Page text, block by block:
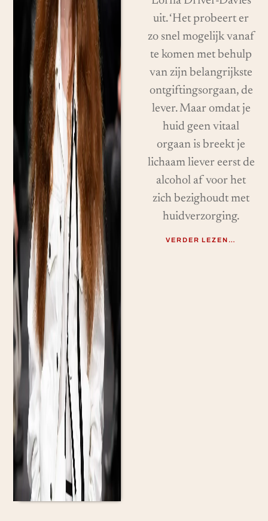
uit. ‘Het probeert er
zo snel mogelijk vanaf
te komen met behulp
van zijn belangrijkste
ontgiftingsorgaan, de
lever. Maar omdat je
huid geen vitaal
orgaan is breekt je
lichaam liever eerst de
alcohol af voor het
zich bezighoudt met
huidverzorging.
VERDER LEZEN…